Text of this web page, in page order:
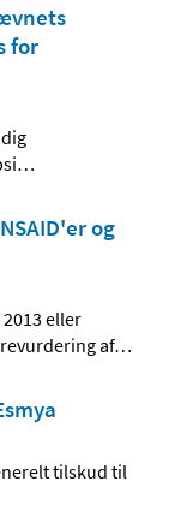
for
…
og
eller
af…
tilskud til